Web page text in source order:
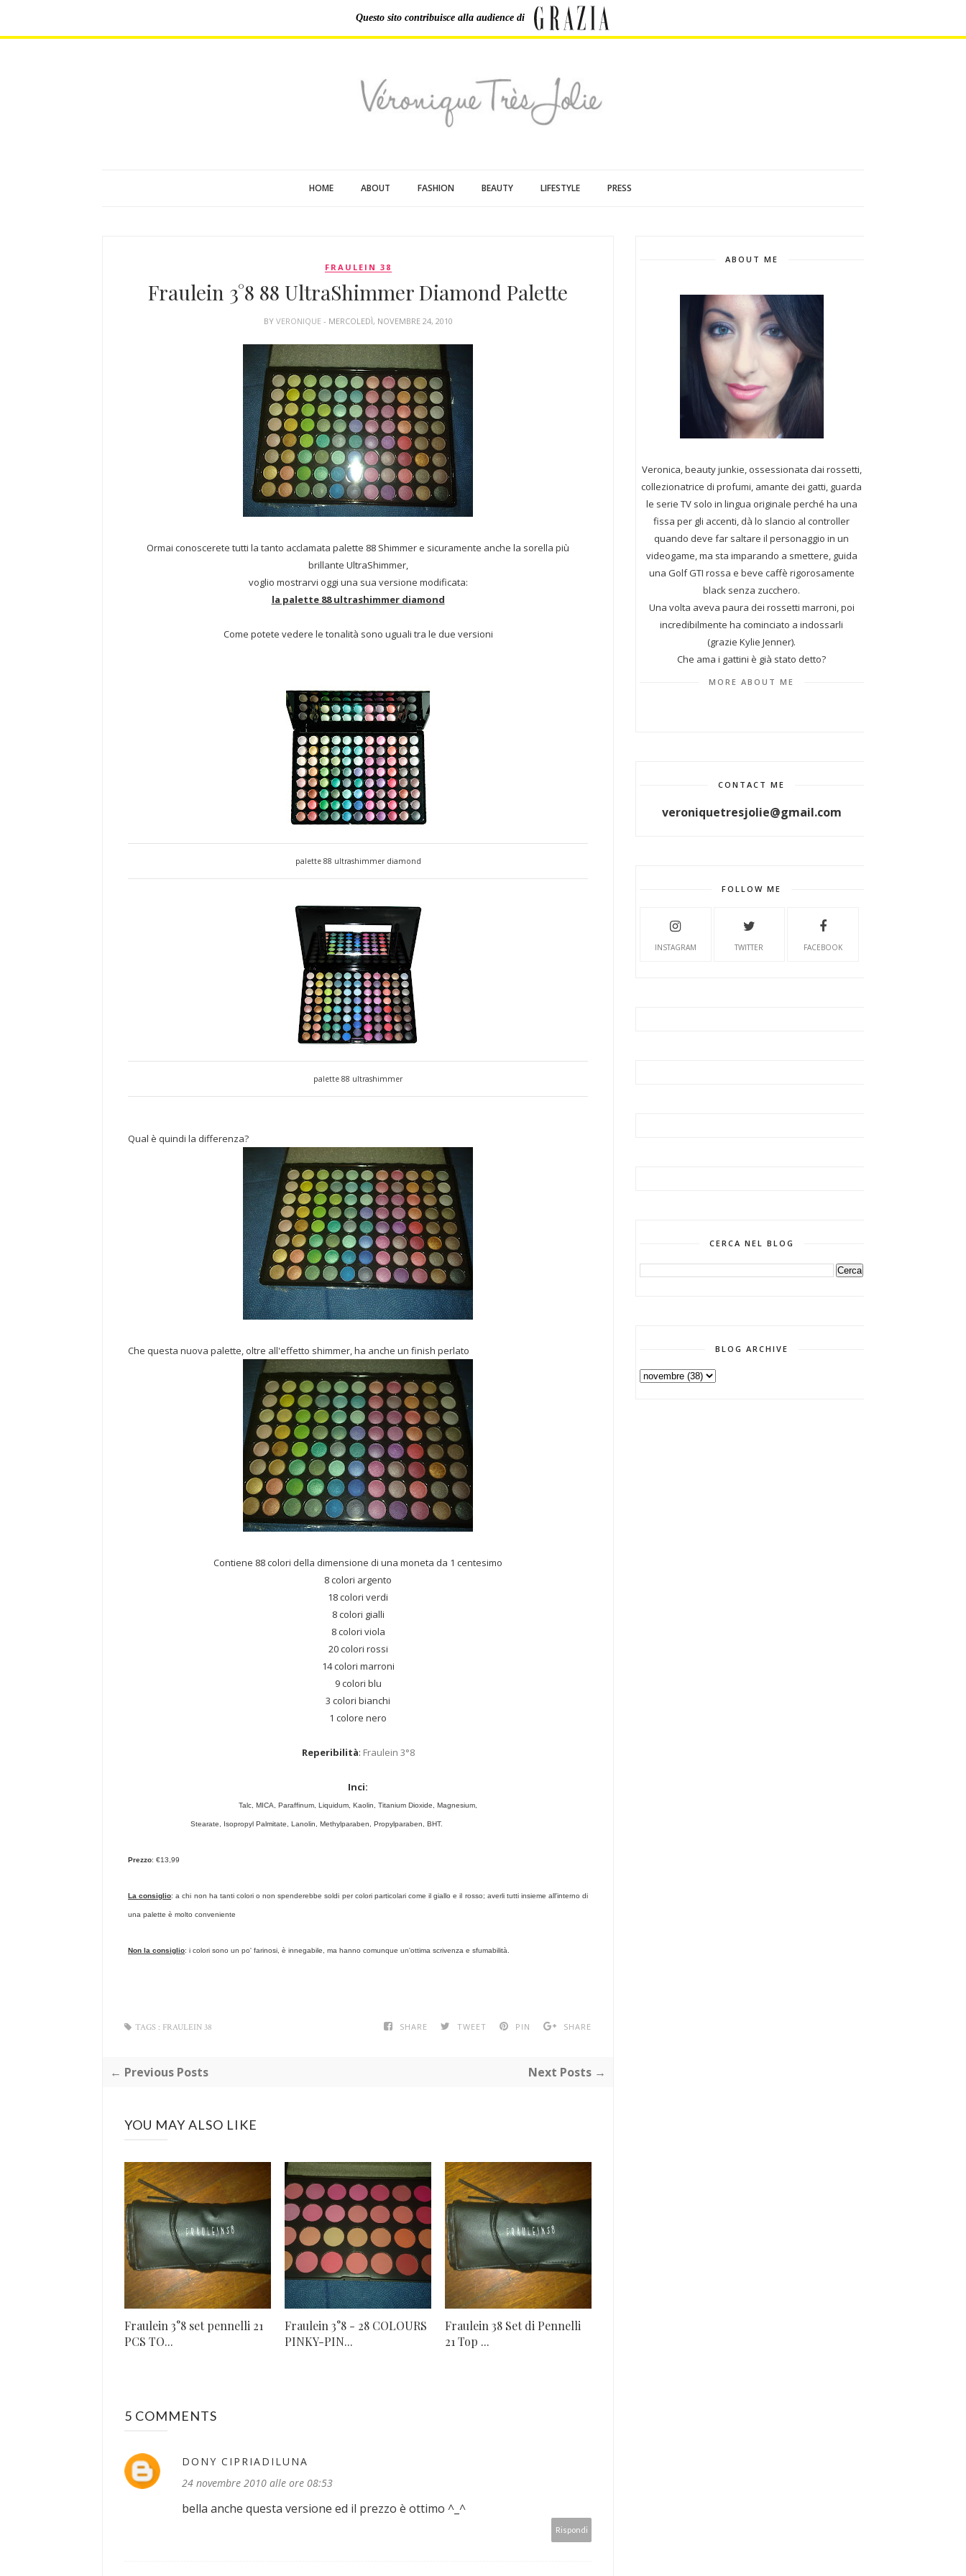
Questo sito contribuisce alla audience di
HOME ABOUT FASHION BEAUTY LIFESTYLE PRESS
FRAULEIN 38
Fraulein 3°8 88 UltraShimmer Diamond Palette
BY VERONIQUE - MERCOLEDÌ, NOVEMBRE 24, 2010
Ormai conoscerete tutti la tanto acclamata palette 88 Shimmer e sicuramente anche la sorella più
brillante UltraShimmer,
voglio mostrarvi oggi una sua versione modificata:
la palette 88 ultrashimmer diamond
Come potete vedere le tonalità sono uguali tra le due versioni
palette 88 ultrashimmer diamond
palette 88 ultrashimmer
Qual è quindi la differenza?
Che questa nuova palette, oltre all'effetto shimmer, ha anche un finish perlato
Contiene 88 colori della dimensione di una moneta da 1 centesimo
8 colori argento
18 colori verdi
8 colori gialli
8 colori viola
20 colori rossi
14 colori marroni
9 colori blu
3 colori bianchi
1 colore nero
Reperibilità: Fraulein 3°8
Inci:
Talc, MICA, Paraffinum, Liquidum, Kaolin, Titanium Dioxide, Magnesium,
Stearate, Isopropyl Palmitate, Lanolin, Methylparaben, Propylparaben, BHT.
Prezzo: €13,99
La consiglio: a chi non ha tanti colori o non spenderebbe soldi per colori particolari come il giallo e il rosso; averli tutti insieme all'interno di
una palette è molto conveniente
Non la consiglio: i colori sono un po' farinosi, è innegabile, ma hanno comunque un'ottima scrivenza e sfumabilità.
SHARE TWEET PIN SHARE
TAGS : FRAULEIN 38
← Previous Posts Next Posts →
YOU MAY ALSO LIKE
Fraulein 3°8 set pennelli 21
PCS TO...
Fraulein 3°8 - 28 COLOURS
PINKY-PIN...
Fraulein 38 Set di Pennelli
21 Top ...
5 COMMENTS
DONY CIPRIADILUNA
24 novembre 2010 alle ore 08:53
bella anche questa versione ed il prezzo è ottimo ^_^
Rispondi
ABOUT ME
Veronica, beauty junkie, ossessionata dai rossetti,
collezionatrice di profumi, amante dei gatti, guarda
le serie TV solo in lingua originale perché ha una
fissa per gli accenti, dà lo slancio al controller
quando deve far saltare il personaggio in un
videogame, ma sta imparando a smettere, guida
una Golf GTI rossa e beve caffè rigorosamente
black senza zucchero.
Una volta aveva paura dei rossetti marroni, poi
incredibilmente ha cominciato a indossarli
(grazie Kylie Jenner).
Che ama i gattini è già stato detto?
MORE ABOUT ME
CONTACT ME
veroniquetresjolie@gmail.com
FOLLOW ME
INSTAGRAM TWITTER FACEBOOK
CERCA NEL BLOG
BLOG ARCHIVE